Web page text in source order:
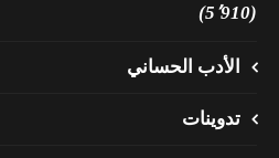
(5٬910)
الأدب الحساني
تدوينات